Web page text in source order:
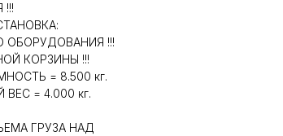
ОБОРУДОВАНИЯ !!!
КОРЗИНЫ !!!
= 8.500 кг.
= 4.000 кг.
ГРУЗА НАД